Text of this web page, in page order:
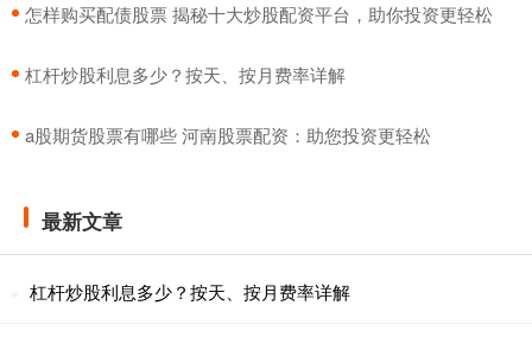
​怎样购买配债股票 揭秘十大炒股配资平台，助你投资更轻松
​杠杆炒股利息多少？按天、按月费率详解
​a股期货股票有哪些 河南股票配资：助您投资更轻松
最新文章
杠杆炒股利息多少？按天、按月费率详解